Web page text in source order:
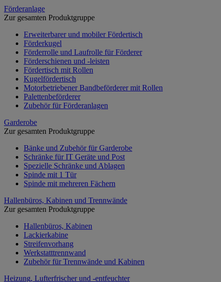
Förderanlage
Zur gesamten Produktgruppe
Erweiterbarer und mobiler Fördertisch
Förderkugel
Förderrolle und Laufrolle für Förderer
Förderschienen und -leisten
Fördertisch mit Rollen
Kugelfördertisch
Motorbetriebener Bandbeförderer mit Rollen
Palettenbeförderer
Zubehör für Förderanlagen
Garderobe
Zur gesamten Produktgruppe
Bänke und Zubehör für Garderobe
Schränke für IT Geräte und Post
Spezielle Schränke und Ablagen
Spinde mit 1 Tür
Spinde mit mehreren Fächern
Hallenbüros, Kabinen und Trennwände
Zur gesamten Produktgruppe
Hallenbüros, Kabinen
Lackierkabine
Streifenvorhang
Werkstatttrennwand
Zubehör für Trennwände und Kabinen
Heizung, Lufterfrischer und -entfeuchter